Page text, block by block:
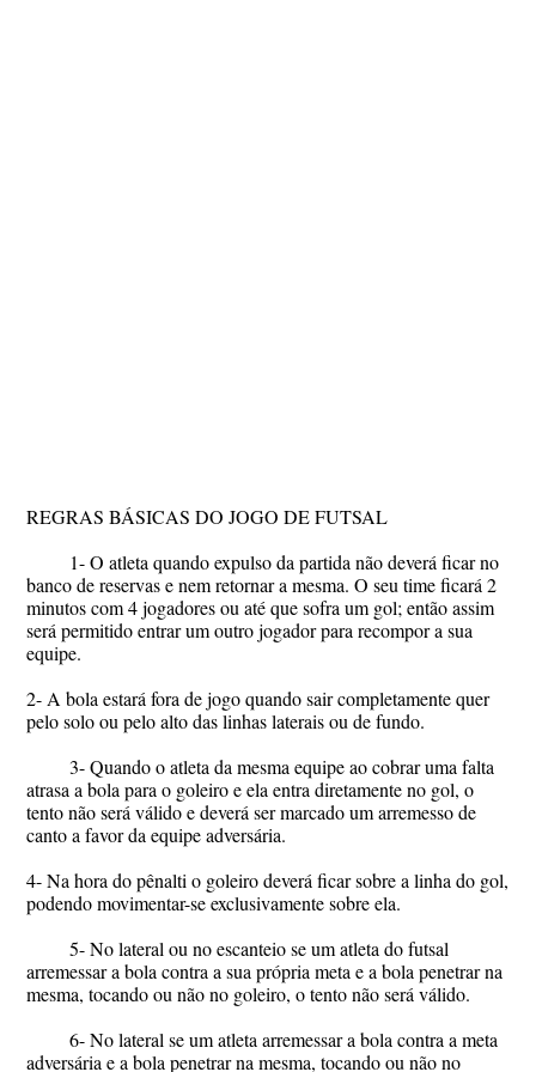
REGRAS BÁSICAS DO JOGO DE FUTSAL
1- O atleta quando expulso da partida não deverá ficar no
banco de reservas e nem retornar a mesma. O seu time ficará 2
minutos com 4 jogadores ou até que sofra um gol; então assim
será permitido entrar um outro jogador para recompor a sua
equipe.
2- A bola estará fora de jogo quando sair completamente quer
pelo solo ou pelo alto das linhas laterais ou de fundo.
3- Quando o atleta da mesma equipe ao cobrar uma falta
atrasa a bola para o goleiro e ela entra diretamente no gol, o
tento não será válido e deverá ser marcado um arremesso de
canto a favor da equipe adversária.
4- Na hora do pênalti o goleiro deverá ficar sobre a linha do gol,
podendo movimentar-se exclusivamente sobre ela.
5- No lateral ou no escanteio se um atleta do futsal
arremessar a bola contra a sua própria meta e a bola penetrar na
mesma, tocando ou não no goleiro, o tento não será válido.
6- No lateral se um atleta arremessar a bola contra a meta
adversária e a bola penetrar na mesma, tocando ou não no